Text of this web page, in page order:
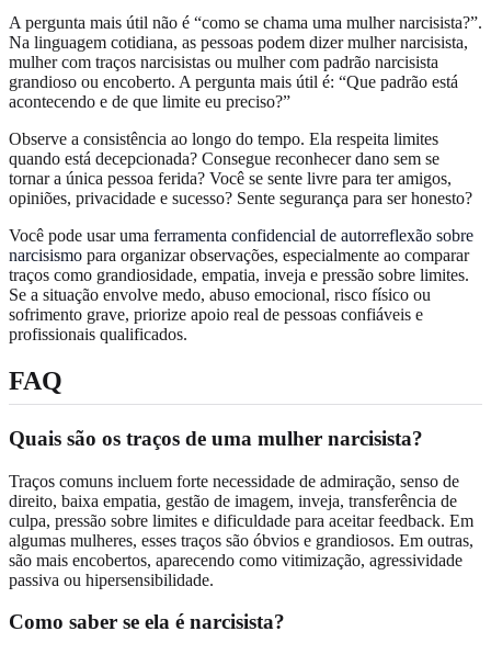
A pergunta mais útil não é “como se chama uma mulher narcisista?”.
Na linguagem cotidiana, as pessoas podem dizer mulher narcisista,
mulher com traços narcisistas ou mulher com padrão narcisista
grandioso ou encoberto. A pergunta mais útil é: “Que padrão está
acontecendo e de que limite eu preciso?”
Observe a consistência ao longo do tempo. Ela respeita limites
quando está decepcionada? Consegue reconhecer dano sem se
tornar a única pessoa ferida? Você se sente livre para ter amigos,
opiniões, privacidade e sucesso? Sente segurança para ser honesto?
Você pode usar uma ferramenta confidencial de autorreflexão sobre
narcisismo para organizar observações, especialmente ao comparar
traços como grandiosidade, empatia, inveja e pressão sobre limites.
Se a situação envolve medo, abuso emocional, risco físico ou
sofrimento grave, priorize apoio real de pessoas confiáveis e
profissionais qualificados.
FAQ
Quais são os traços de uma mulher narcisista?
Traços comuns incluem forte necessidade de admiração, senso de
direito, baixa empatia, gestão de imagem, inveja, transferência de
culpa, pressão sobre limites e dificuldade para aceitar feedback. Em
algumas mulheres, esses traços são óbvios e grandiosos. Em outras,
são mais encobertos, aparecendo como vitimização, agressividade
passiva ou hipersensibilidade.
Como saber se ela é narcisista?